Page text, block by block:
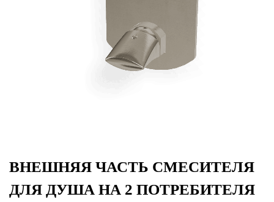
ВНЕШНЯЯ ЧАСТЬ СМЕСИТЕЛЯ
ДЛЯ ДУША НА 2 ПОТРЕБИТЕЛЯ